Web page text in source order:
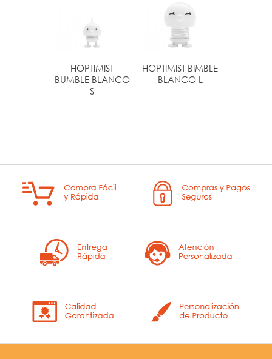
HOPTIMIST
BUMBLE BLANCO
S
HOPTIMIST BIMBLE
BLANCO L